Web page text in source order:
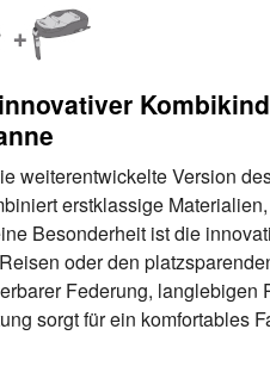
weiterentwickelte Version
erstklassige
Besonderheit ist die
oder den
Federung, langlebigen
sorgt für ein komfortables